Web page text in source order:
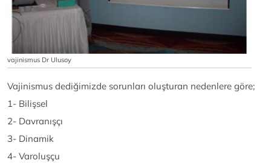
vajinismus Dr Ulusoy
Vajinismus dediğimizde sorunları oluşturan nedenlere göre;
1- Bilişsel
2- Davranışçı
3- Dinamik
4- Varoluşçu